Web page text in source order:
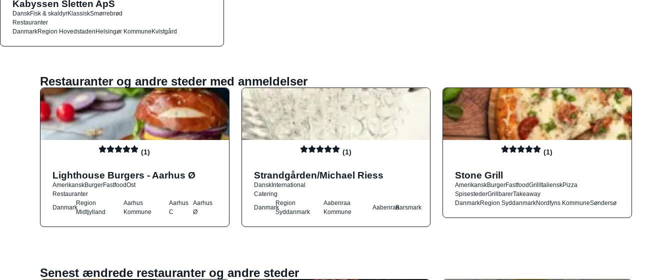
Kabyssen Sletten ApS
DanskFisk & skaldyrKlassiskSmørrebrød
Restauranter
DanmarkRegion HovedstadenHelsingør KommuneKvistgård
Restauranter og andre steder med anmeldelser
(1)
Lighthouse Burgers - Aarhus Ø
AmerikanskBurgerFastfoodOst
Restauranter
Danmark
Region
Midtjylland
Aarhus
Kommune
Aarhus
C
Aarhus
Ø
(1)
Strandgården/Michael Riess
DanskInternational
Catering
Danmark
Region
Syddanmark
Aabenraa
Kommune
AabenraaBarsmark
(1)
Stone Grill
AmerikanskBurgerFastfoodGrillItalienskPizza
SpisestederGrillbarerTakeaway
DanmarkRegion SyddanmarkNordfyns KommuneSøndersø
Senest ændrede restauranter og andre steder